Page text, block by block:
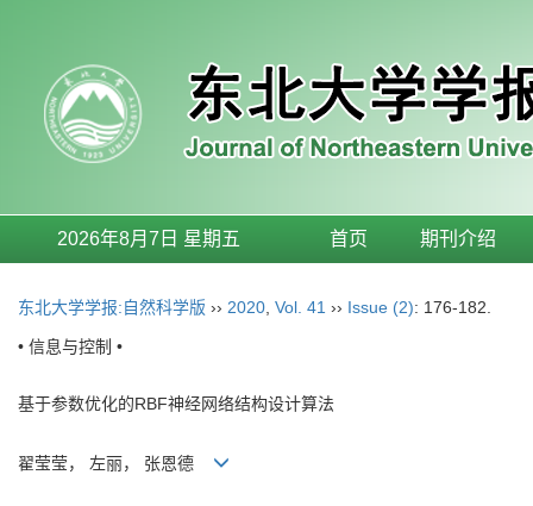
2026年8月7日 星期五 首页 期刊介绍
东北大学学报:自然科学版 ›› 2020 Vol. 41 ›› Issue (2): 176-182.
• 信息与控制 •
基于参数优化的RBF神经网络结构设计算法
翟莹莹， 左丽， 张恩德